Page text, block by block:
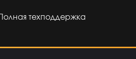
техподдержка